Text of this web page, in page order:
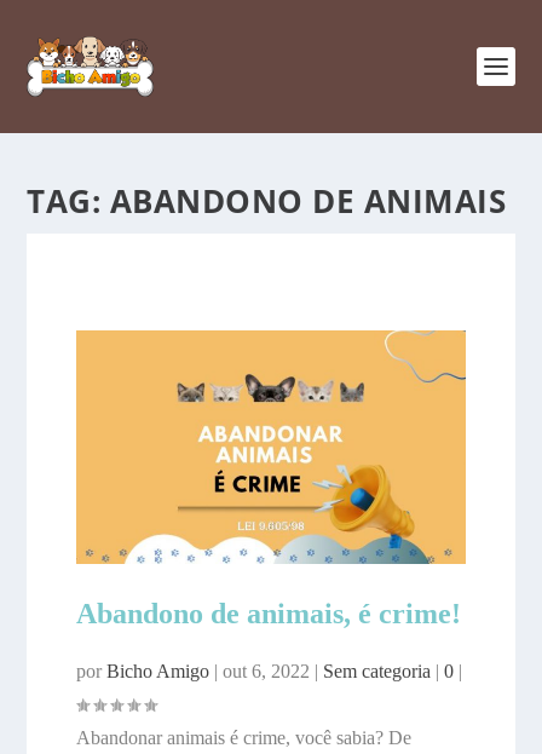
TAG: ABANDONO DE ANIMAIS
Abandono de animais, é crime!
porBicho Amigo| out 6, 2022 | Sem categoria | 0 |
Abandonar animais é crime, você sabia? De